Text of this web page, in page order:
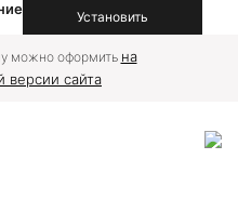
Установить
можно оформить на
сайта